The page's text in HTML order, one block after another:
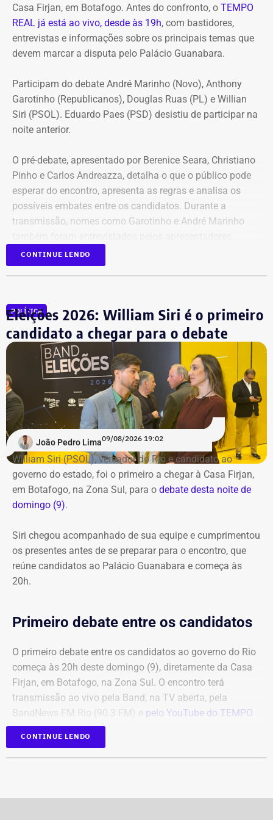
Casa Firjan, em Botafogo. Antes do confronto, o TEMPO
REAL já está ao vivo, desde às 19h, com bastidores,
entrevistas e informações sobre os principais temas que
devem marcar a disputa pelo Palácio Guanabara.
Participam do debate André Marinho (Novo), Anthony
Garotinho (Republicanos), Douglas Ruas (PL) e Willian
Siri (PSOL). Eduardo Paes (PSD) desistiu de participar na
noite anterior.
O pré-debate, apresentado por Berenice Seara, Christiano
Pinho e Carlos Andreazza, detalha o que o público pode
esperar do encontro, apresenta as regras e analisa os
possíveis embates entre os candidatos. Durante a
transmissão, nomes como Garotinho e André Marinho
Acompanhe a cobertura especial pelo YouTube e
CONTINUE LENDO
POLÍTICA
Eleições 2026: William Siri é o primeiro
candidato a chegar para o debate
João Pedro Lima09/08/2026 19:02
William Siri (PSOL), vereador do Rio e candidato ao
governo do estado, foi o primeiro a chegar à Casa Firjan,
em Botafogo, na Zona Sul, para o debate desta noite de
domingo (9).
Siri chegou acompanhado de sua equipe e cumprimentou
os presentes antes de se preparar para o encontro, que
reúne candidatos ao Palácio Guanabara e começa às
20h.
Primeiro debate entre os candidatos
O primeiro debate entre os candidatos ao governo do Rio
começa às 20h deste domingo (9), diretamente da Casa
Firjan, em Botafogo, na Zona Sul. O encontro terá
transmissão ao vivo pela Band, na TV aberta, pela
BandNews FM Rio (90.3 FM) e pelo YouTube do TEMPO
REAL, em parceria com a emissora.
Participam do debate André Marinho (Novo), Anthony
CONTINUE LENDO